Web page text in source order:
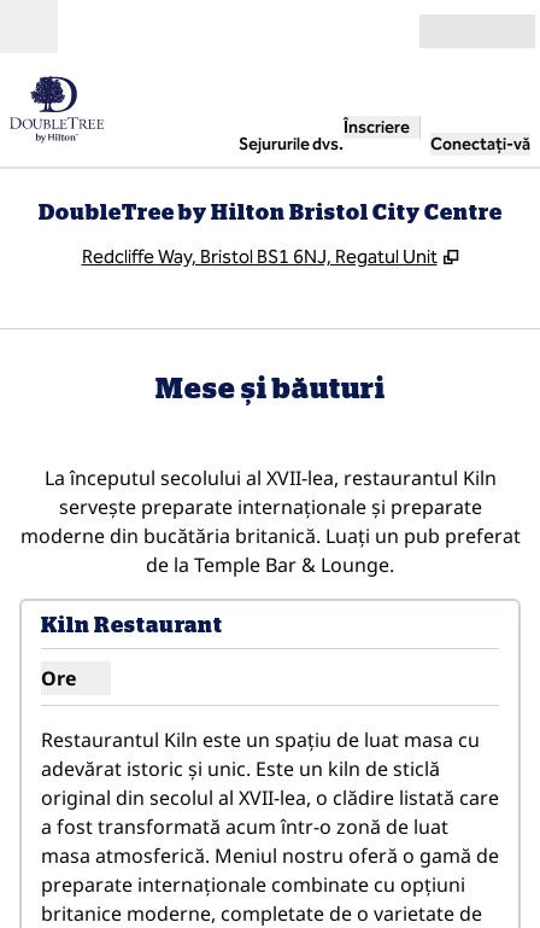
Sejururile dvs.
Înscriere
Conectați-vă
DoubleTree by Hilton Bristol City Centre
Redcliffe Way, Bristol BS1 6NJ, Regatul Unit ,
Mese și băuturi
La începutul secolului al XVII-lea, restaurantul Kiln
servește preparate internaționale și preparate
moderne din bucătăria britanică. Luați un pub preferat
de la Temple Bar & Lounge.
Kiln Restaurant
Ore
Afișare ore pentru restaurantul Kiln
Restaurantul Kiln este un spațiu de luat masa cu
adevărat istoric și unic. Este un kiln de sticlă
original din secolul al XVII-lea, o clădire listată care
a fost transformată acum într-o zonă de luat
masa atmosferică. Meniul nostru oferă o gamă de
preparate internaționale combinate cu opțiuni
britanice moderne, completate de o varietate de